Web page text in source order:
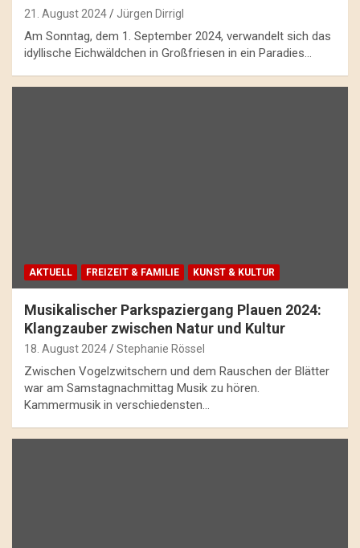
21. August 2024 Jürgen Dirrigl
Am Sonntag, dem 1. September 2024, verwandelt sich das
idyllische Eichwäldchen in Großfriesen in ein Paradies…
AKTUELL FREIZEIT & FAMILIE KUNST & KULTUR
Musikalischer Parkspaziergang Plauen 2024:
Klangzauber zwischen Natur und Kultur
18. August 2024 Stephanie Rössel
Zwischen Vogelzwitschern und dem Rauschen der Blätter
war am Samstagnachmittag Musik zu hören.
Kammermusik in verschiedensten…